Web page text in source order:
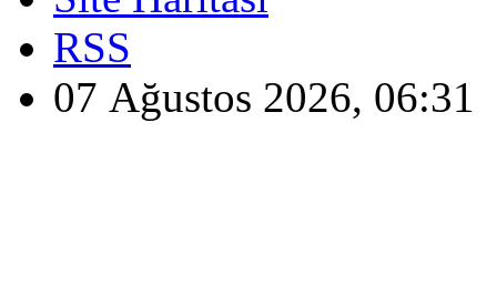
RSS
07 Ağustos 2026, 06:31